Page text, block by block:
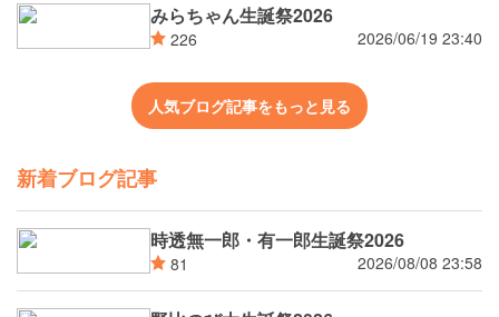
みらちゃん生誕祭2026
226 2026/06/19 23:40
人気ブログ記事をもっと見る
新着ブログ記事
時透無一郎・有一郎生誕祭2026
81 2026/08/08 23:58